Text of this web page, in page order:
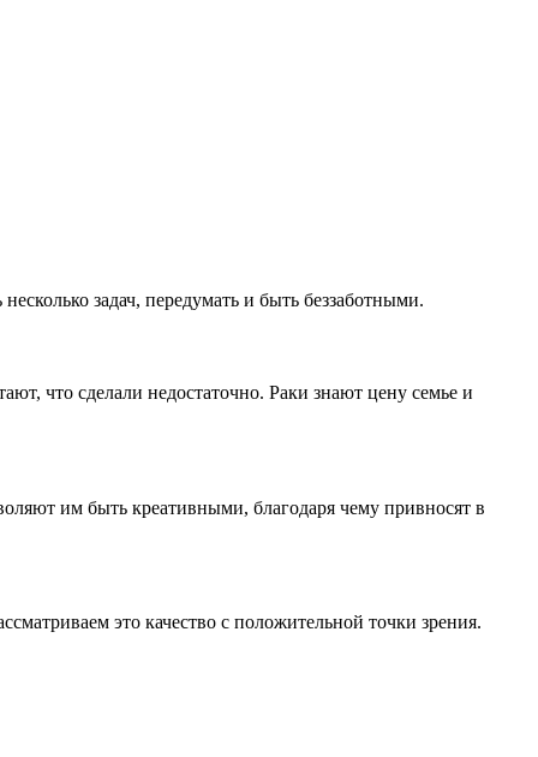
задач, передумать и быть беззаботными.
что сделали недостаточно. Раки знают цену семье и
им быть креативными, благодаря чему привносят в
это качество с положительной точки зрения.